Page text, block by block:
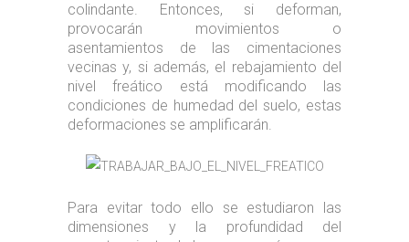
colindante. Entonces, si deforman,
provocarán movimientos o
asentamientos de las cimentaciones
vecinas y, si además, el rebajamiento del
nivel freático está modificando las
condiciones de humedad del suelo, estas
deformaciones se amplificarán.
Para evitar todo ello se estudiaron las
dimensiones y la profundidad del